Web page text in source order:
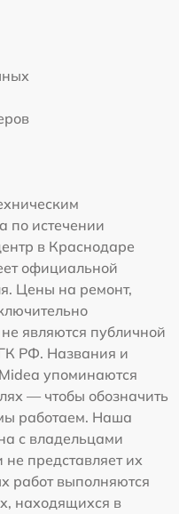
по истечении
в Краснодаре
официальной
Цены на ремонт,
являются публичной
РФ. Названия и
упоминаются
— чтобы обозначить
работаем. Наша
с владельцами
представляет их
работ выполняются
находящихся в